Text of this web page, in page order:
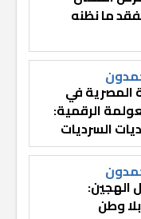
ما نظنه
المصرية في
الرقمية:
السرديات
الوعي
الهجين:
وطن